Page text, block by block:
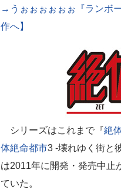
→うぉぉぉぉぉぉ『ランボ
作へ】
シリーズはこれまで『絶
体絶命都市3 -壊れゆく街と
は2011年に開発・発売中止
ていた。